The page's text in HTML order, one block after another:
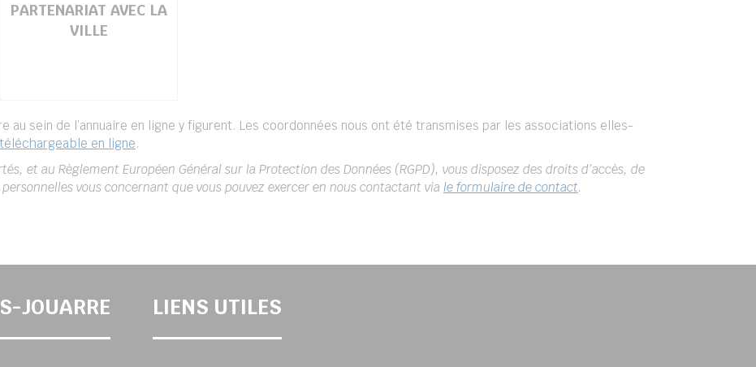
PARTENARIAT AVEC LA
VILLE
au sein de l’annuaire en ligne y figurent. Les coordonnées nous ont été transmises par les associations elles-
en ligne.
et au Règlement Européen Général sur la Protection des Données (RGPD), vous disposez des droits d’accès, de
vous concernant que vous pouvez exercer en nous contactant via le formulaire de contact.
JOUARRE LIENS UTILES